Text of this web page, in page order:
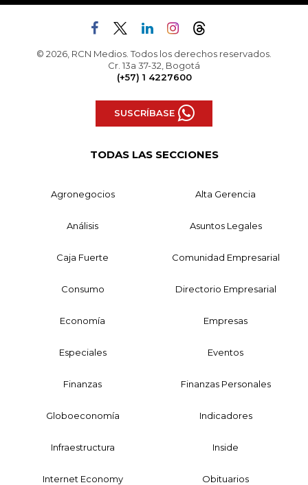
© 2026, RCN Medios. Todos los derechos reservados.
Cr. 13a 37-32, Bogotá
(+57) 1 4227600
SUSCRÍBASE
TODAS LAS SECCIONES
Agronegocios Alta Gerencia
Análisis Asuntos Legales
Caja Fuerte Comunidad Empresarial
Consumo Directorio Empresarial
Economía Empresas
Especiales Eventos
Finanzas Finanzas Personales
Globoeconomía Indicadores
Infraestructura Inside
Internet Economy Obituarios